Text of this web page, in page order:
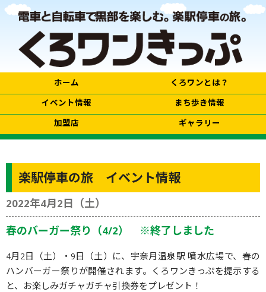
ホーム
くろワンとは？
イベント情報
まち歩き情報
加盟店
ギャラリー
楽駅停車の旅 イベント情報
2022年4月2日（土）
春のバーガー祭り（4/2） ※終了しました
4月2日（土）・9日（土）に、宇奈月温泉駅 噴水広場で、春の
ハンバーガー祭りが開催されます。くろワンきっぷを提示する
と、お楽しみガチャガチャ引換券をプレゼント！